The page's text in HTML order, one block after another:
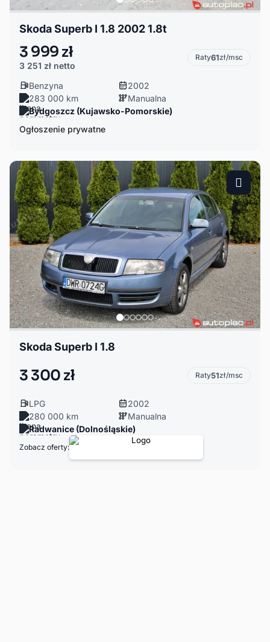
Skoda Superb I 1.8 2002 1.8t
3 999 zł
3 251 zł netto
Raty61zł/msc
Benzyna
2002
283 000 km
Manualna
Bydgoszcz (Kujawsko-Pomorskie)
Ogłoszenie prywatne
Skoda Superb I 1.8
3 300 zł Raty51zł/msc
LPG
2002
280 000 km
Manualna
Radwanice (Dolnośląskie)
Zobacz oferty: